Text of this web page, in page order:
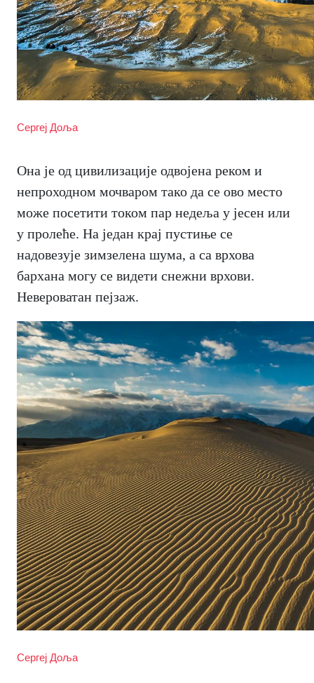
Сергеј Доља
Она је од цивилизације одвојена реком и
непроходном мочваром тако да се ово место
може посетити током пар недеља у јесен или
у пролеће. На један крај пустиње се
надовезује зимзелена шума, а са врхова
бархана могу се видети снежни врхови.
Невероватан пејзаж.
Сергеј Доља